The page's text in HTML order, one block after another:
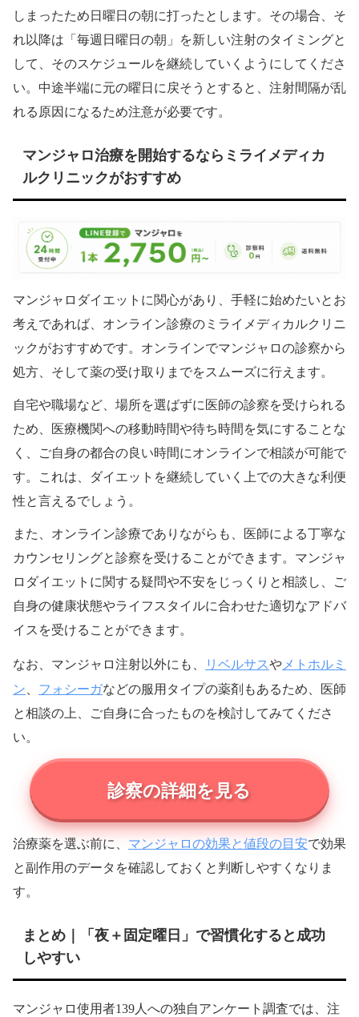
しまったため日曜日の朝に打ったとします。その場合、そ
れ以降は「毎週日曜日の朝」を新しい注射のタイミングと
して、そのスケジュールを継続していくようにしてくださ
い。中途半端に元の曜日に戻そうとすると、注射間隔が乱
れる原因になるため注意が必要です。
マンジャロ治療を開始するならミライメディカ
ルクリニックがおすすめ
マンジャロダイエットに関心があり、手軽に始めたいとお
考えであれば、オンライン診療のミライメディカルクリニ
ックがおすすめです。オンラインでマンジャロの診察から
処方、そして薬の受け取りまでをスムーズに行えます。
自宅や職場など、場所を選ばずに医師の診察を受けられる
ため、医療機関への移動時間や待ち時間を気にすることな
く、ご自身の都合の良い時間にオンラインで相談が可能で
す。これは、ダイエットを継続していく上での大きな利便
性と言えるでしょう。
また、オンライン診療でありながらも、医師による丁寧な
カウンセリングと診察を受けることができます。マンジャ
ロダイエットに関する疑問や不安をじっくりと相談し、ご
自身の健康状態やライフスタイルに合わせた適切なアドバ
イスを受けることができます。
なお、マンジャロ注射以外にも、 リベルサスや メトホルミ
ン
フォシーガなどの服用タイプの薬剤もあるため、医師
と相談の上、ご自身に合ったものを検討してみてくださ
い。
診察の詳細を見る
治療薬を選ぶ前に、 マンジャロの効果と値段の目安で効果
と副作用のデータを確認しておくと判断しやすくなりま
す。
まとめ｜「夜＋固定曜日」で習慣化すると成功
しやすい
マンジャロ使用者139人への独自アンケート調査では、注